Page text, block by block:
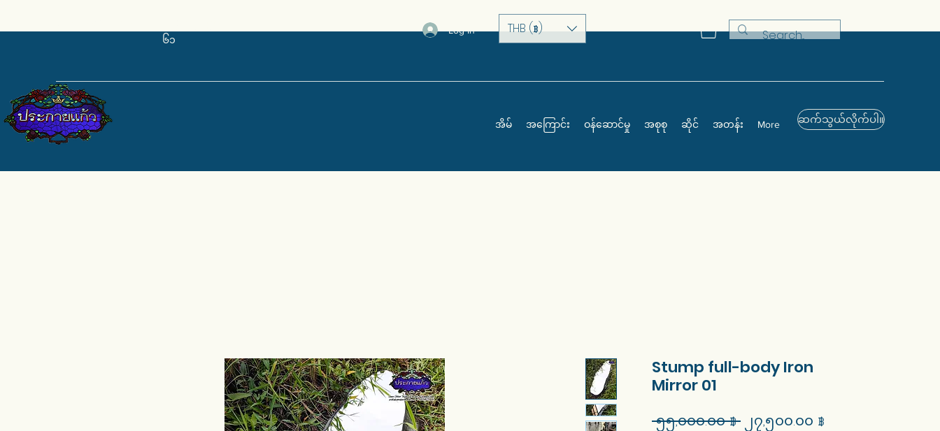
၆၁
Log In THB (฿)
အိမ် အကြောင်း ဝန်ဆောင်မှု အစုစု ဆိုင် အတန်း More ဆက်သွယ်လိုက်ပါ။
Stump full-body Iron
Mirror 01
၅၅,၀၀၀.၀၀ ฿ Regular
၂၇,၅၀၀.၀၀ ฿